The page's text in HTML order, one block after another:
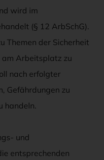
wird im
(§ 12 ArbSchG).
Themen der Sicherheit
am Arbeitsplatz zu
nach erfolgter
Gefährdungen zu
handeln.
und
entsprechenden